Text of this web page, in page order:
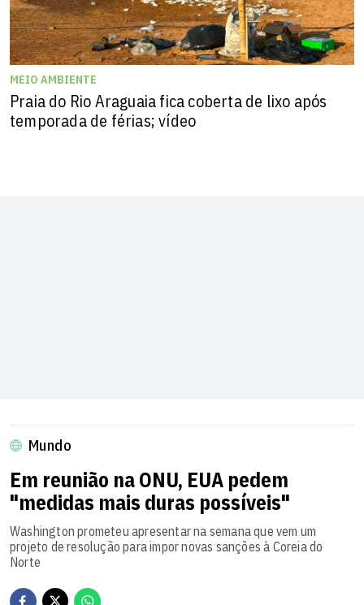
MEIO AMBIENTE
Praia do Rio Araguaia fica coberta de lixo após
temporada de férias; vídeo
Mundo
Em reunião na ONU, EUA pedem
"medidas mais duras possíveis"
Washington prometeu apresentar na semana que vem um
projeto de resolução para impor novas sanções à Coreia do
Norte